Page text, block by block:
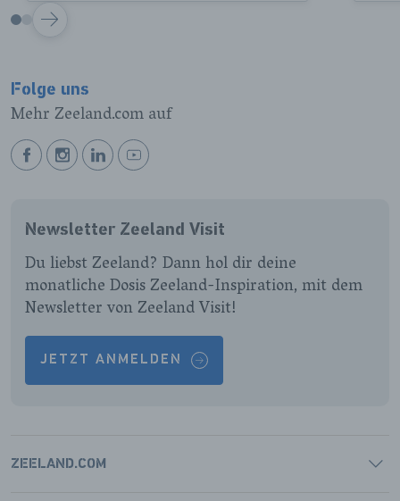
VOLGENDE
Folge uns
Mehr Zeeland.com auf
BEKIJK
PAGINA
BEKIJK
PAGINA
BEKIJK
PAGINA
BEKIJK
PAGINA
Newsletter Zeeland Visit
Du liebst Zeeland? Dann hol dir deine
monatliche Dosis Zeeland-Inspiration, mit dem
Newsletter von Zeeland Visit!
JETZT ANMELDEN
ZEELAND.COM